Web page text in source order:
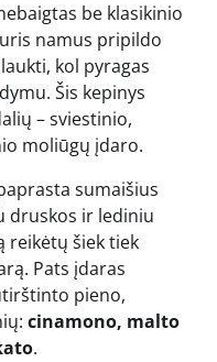
be klasikinio
namus pripildo
kol pyragas
Šis kepinys
– sviestinio,
moliūgų įdaro.
sumaišius
druskos ir lediniu
reikėtų šiek tiek
Pats įdaras
pieno,
cinamono, malto
.